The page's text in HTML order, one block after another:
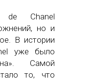
Chanel
но и
В истории
уже было
Самой
то, что